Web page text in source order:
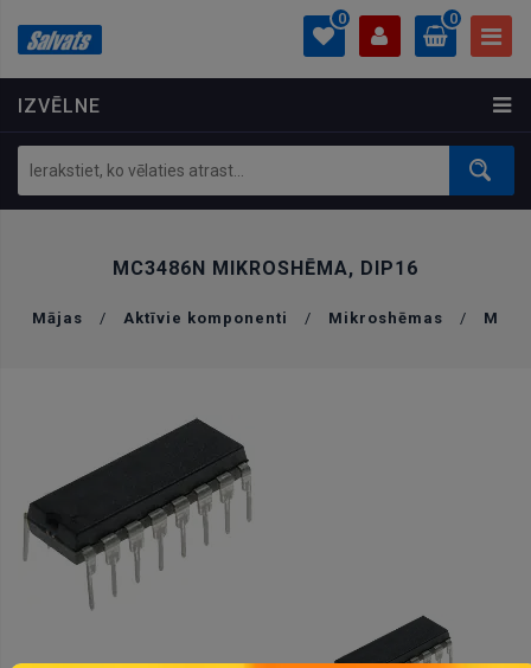
IZVĒLNE
0
PROFILS
Ielogoties
Izveidot kontu
0
0.00 €
MC3486N MIKROSHĒMA, DIP16
Mājas / Aktīvie komponenti / Mikroshēmas / M